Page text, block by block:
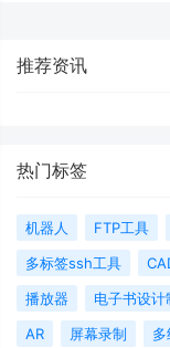
推荐资讯
热门标签
机器人 FTP工具
多标签ssh工具
播放器
电子书设计
AR
屏幕录制